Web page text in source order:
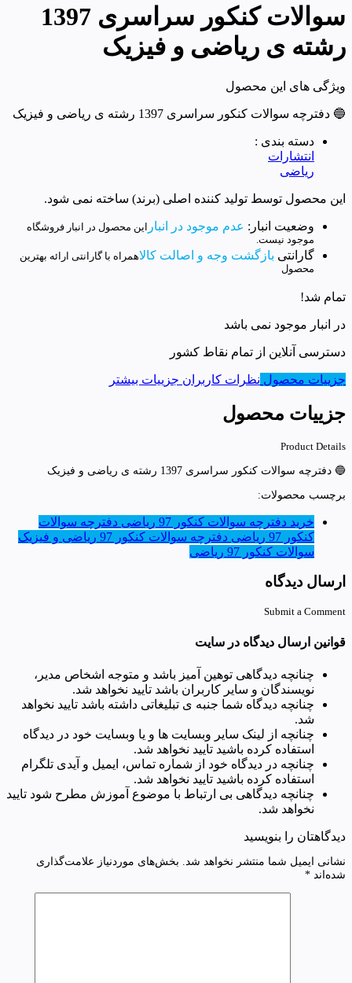
سوالات کنکور سراسری 1397
رشته ی ریاضی و فیزیک
ویژگی های این محصول
🔵 دفترچه سوالات کنکور سراسری 1397 رشته ی ریاضی و فیزیک
دسته بندی :
انتشارات
ریاضی
این محصول توسط تولید کننده اصلی (برند) ساخته نمی شود.
وضعیت انبار: عدم موجود در انبار این محصول در انبار فروشگاه
موجود نیست.
گارانتی بازگشت وجه و اصالت کالاهمراه با گارانتی ارائه بهترین
محصول
تمام شد!
در انبار موجود نمی باشد
دسترسی آنلاین از تمام نقاط کشور
جزییات محصول نظرات کاربران جزییات بیشتر
جزییات محصول
Product Details
🔵 دفترچه سوالات کنکور سراسری 1397 رشته ی ریاضی و فیزیک
برچسب محصولات:
خرید دفترچه سوالات کنکور 97 ریاضی
دفترچه سوالات
کنکور 97 ریاضی
دفترچه سوالات کنکور 97 ریاضی و فیزیک
سوالات کنکور 97 ریاضی
ارسال دیدگاه
Submit a Comment
قوانین ارسال دیدگاه در سایت
چنانچه دیدگاهی توهین آمیز باشد و متوجه اشخاص مدیر،
نویسندگان و سایر کاربران باشد تایید نخواهد شد.
چنانچه دیدگاه شما جنبه ی تبلیغاتی داشته باشد تایید نخواهد
شد.
چنانچه از لینک سایر وبسایت ها و یا وبسایت خود در دیدگاه
استفاده کرده باشید تایید نخواهد شد.
چنانچه در دیدگاه خود از شماره تماس، ایمیل و آیدی تلگرام
استفاده کرده باشید تایید نخواهد شد.
چنانچه دیدگاهی بی ارتباط با موضوع آموزش مطرح شود تایید
نخواهد شد.
دیدگاهتان را بنویسید
نشانی ایمیل شما منتشر نخواهد شد.
بخش‌های موردنیاز علامت‌گذاری
شده‌اند *